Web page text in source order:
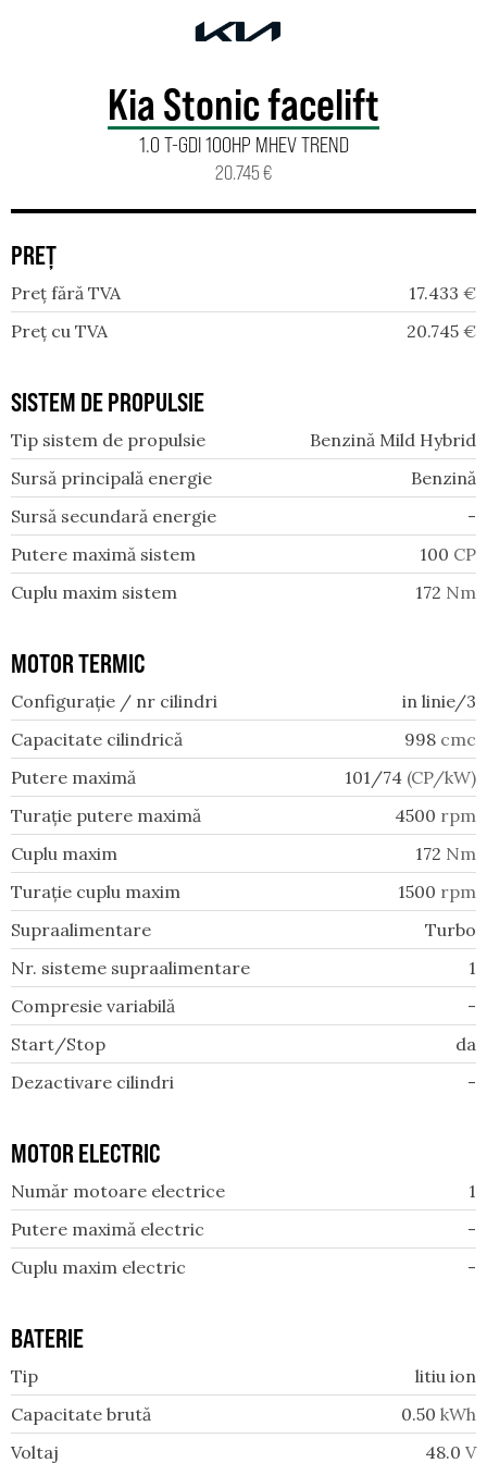
Kia Stonic facelift
1.0 T-GDI 100HP MHEV TREND
20.745 €
PREȚ
Preț fără TVA 17.433 €
Preț cu TVA
20.745 €
SISTEM DE PROPULSIE
Tip sistem de propulsie
Benzină Mild Hybrid
Sursă principală energie
Benzină
Sursă secundară energie
-
Putere maximă sistem
100 CP
Cuplu maxim sistem
172 Nm
MOTOR TERMIC
Configurație / nr cilindri
in linie/3
Capacitate cilindrică
998 cmc
Putere maximă
101/74 (CP/kW)
Turație putere maximă
4500 rpm
Cuplu maxim
172 Nm
Turație cuplu maxim
1500 rpm
Supraalimentare
Turbo
Nr. sisteme supraalimentare
1
Compresie variabilă
-
Start/Stop
da
Dezactivare cilindri
-
MOTOR ELECTRIC
Număr motoare electrice
1
Putere maximă electric
-
Cuplu maxim electric
-
BATERIE
Tip
litiu ion
Capacitate brută
0.50 kWh
Voltaj
48.0 V